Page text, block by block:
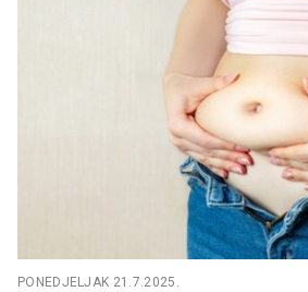
PONEDJELJAK 21.7.2025.